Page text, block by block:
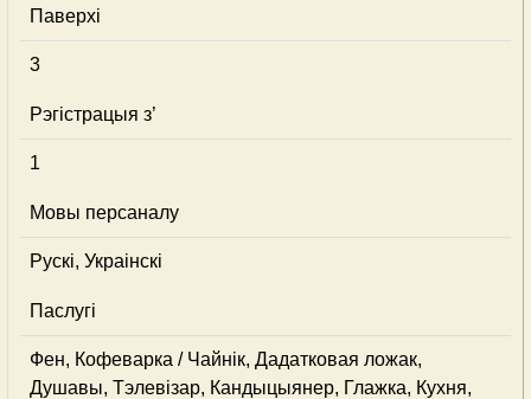
Паверхі
3
Рэгістрацыя з’
1
Мовы персаналу
Рускі, Украінскі
Паслугі
Фен, Кофеварка / Чайнік, Дадатковая ложак,
Душавы, Тэлевізар, Кандыцыянер, Глажка, Кухня,